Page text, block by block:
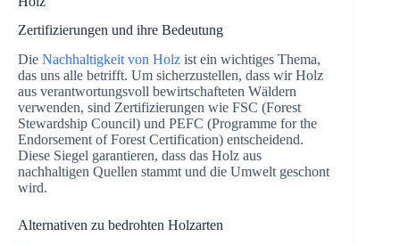
Zertifizierungen und ihre Bedeutung
Die Nachhaltigkeit von Holz ist ein wichtiges Thema,
das uns alle betrifft. Um sicherzustellen, dass wir Holz
aus verantwortungsvoll bewirtschafteten Wäldern
verwenden, sind Zertifizierungen wie FSC (Forest
Stewardship Council) und PEFC (Programme for the
Endorsement of Forest Certification) entscheidend.
Diese Siegel garantieren, dass das Holz aus
nachhaltigen Quellen stammt und die Umwelt geschont
wird.
Alternativen zu bedrohten Holzarten